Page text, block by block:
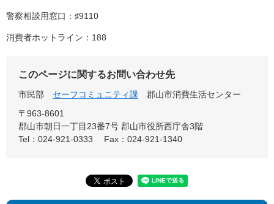
警察相談用窓口：♯9110
消費者ホットライン：188
このページに関するお問い合わせ先
市民部 セーフコミュニティ課
郡山市消費生活センター
〒963-8601
郡山市朝日一丁目23番7号 郡山市役所西庁舎3階
Tel：024-921-0333
Fax：024-921-1340